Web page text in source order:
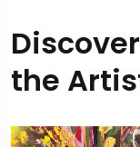
the